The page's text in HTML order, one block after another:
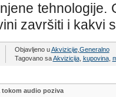
završiti i kakvi
Objavljeno uAkvizicije, Generalno
Tagovano saAkvizicija, kupovina,
tokom audio poziva